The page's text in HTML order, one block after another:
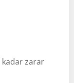
zarar